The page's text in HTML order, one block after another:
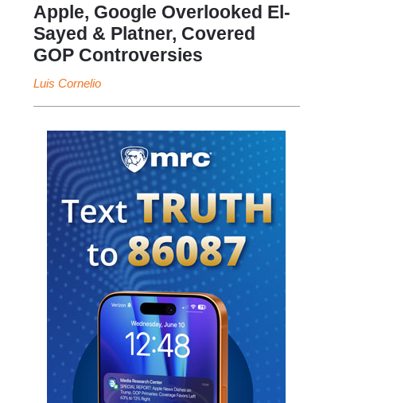
Apple, Google Overlooked El-
Sayed & Platner, Covered
GOP Controversies
Luis Cornelio